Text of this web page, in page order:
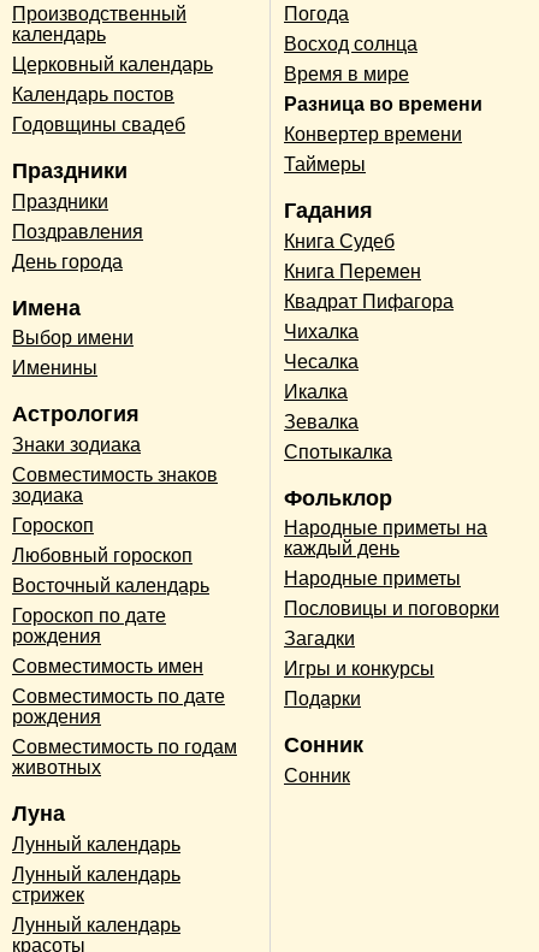
Производственный
календарь
Церковный календарь
Календарь постов
Годовщины свадеб
Праздники
Праздники
Поздравления
День города
Имена
Выбор имени
Именины
Астрология
Знаки зодиака
Совместимость знаков
зодиака
Гороскоп
Любовный гороскоп
Восточный календарь
Гороскоп по дате
рождения
Совместимость имен
Совместимость по дате
рождения
Совместимость по годам
животных
Луна
Лунный календарь
Лунный календарь
стрижек
Лунный календарь
красоты
Погода
Восход солнца
Время в мире
Разница во времени
Конвертер времени
Таймеры
Гадания
Книга Судеб
Книга Перемен
Квадрат Пифагора
Чихалка
Чесалка
Икалка
Зевалка
Спотыкалка
Фольклор
Народные приметы на
каждый день
Народные приметы
Пословицы и поговорки
Загадки
Игры и конкурсы
Подарки
Сонник
Сонник